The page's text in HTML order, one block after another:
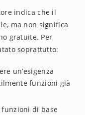
indica che il
ma non significa
gratuite. Per
soprattutto:
un’esigenza
funzioni già
funzioni di base